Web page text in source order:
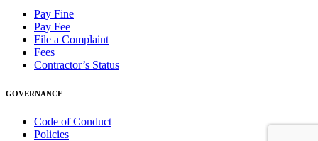
Pay Fine
Pay Fee
File a Complaint
Fees
Contractor’s Status
GOVERNANCE
Code of Conduct
Policies